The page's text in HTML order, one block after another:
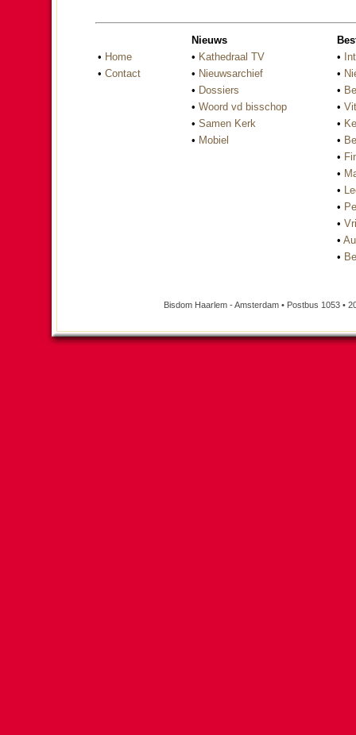
• Home
• Contact
Nieuws
• Kathedraal TV
• Nieuwsarchief
• Dossiers
• Woord vd bisschop
• Samen Kerk
• Mobiel
•
•
•
•
•
•
•
•
•
•
•
•
•
Bisdom Haarlem - Amsterdam • Postbus 1053 •